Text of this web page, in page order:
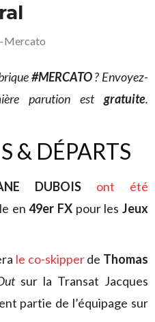
Mercato
#MERCATO? Envoyez-
parution est gratuite.
& DÉPARTS
DUBOIS
ont été
en49er FX pour lesJeux
le co-skipperde Thomas
sur la Transat Jacques
partie de l’équipage sur